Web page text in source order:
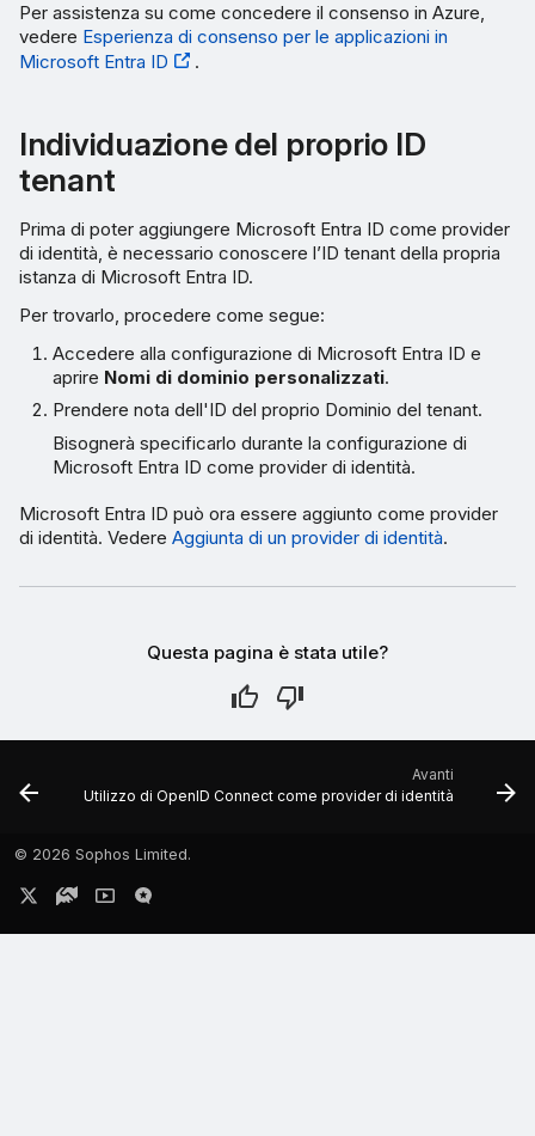
Per assistenza su come concedere il consenso in Azure,
vedere Esperienza di consenso per le applicazioni in
Microsoft Entra ID
.
Individuazione del proprio ID
tenant
Prima di poter aggiungere Microsoft Entra ID come provider
di identità, è necessario conoscere l’ID tenant della propria
istanza di Microsoft Entra ID.
Per trovarlo, procedere come segue:
Accedere alla configurazione di Microsoft Entra ID e
aprire Nomi di dominio personalizzati.
Prendere nota dell'ID del proprio Dominio del tenant.
Bisognerà specificarlo durante la configurazione di
Microsoft Entra ID come provider di identità.
Microsoft Entra ID può ora essere aggiunto come provider
di identità. Vedere Aggiunta di un provider di identità.
Questa pagina è stata utile?
Avanti
Utilizzo di OpenID Connect come provider di identità
© 2026 Sophos Limited.